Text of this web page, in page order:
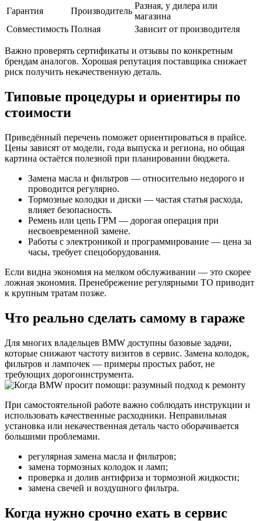
Гарантия
Производитель
Разная, у дилера или
магазина
Совместимость Полная Зависит от производителя
Важно проверять сертификаты и отзывы по конкретным
брендам аналогов. Хорошая репутация поставщика снижает
риск получить некачественную деталь.
Типовые процедуры и ориентиры по
стоимости
Приведённый перечень поможет ориентироваться в прайсе.
Цены зависят от модели, года выпуска и региона, но общая
картина остаётся полезной при планировании бюджета.
Замена масла и фильтров — относительно недорого и
проводится регулярно.
Тормозные колодки и диски — частая статья расхода,
влияет безопасность.
Ремень или цепь ГРМ — дорогая операция при
несвоевременной замене.
Работы с электроникой и программирование — цена за
часы, требует спецоборудования.
Если видна экономия на мелком обслуживании — это скорее
ложная экономия. Пренебрежение регулярными ТО приводит
к крупным тратам позже.
Что реально сделать самому в гараже
Для многих владельцев BMW доступны базовые задачи,
которые снижают частоту визитов в сервис. Замена колодок,
фильтров и лампочек — примеры простых работ, не
требующих дорогоинструмента.
При самостоятельной работе важно соблюдать инструкции и
использовать качественные расходники. Неправильная
установка или некачественная деталь часто оборачивается
большими проблемами.
регулярная замена масла и фильтров;
замена тормозных колодок и ламп;
проверка и долив антифриза и тормозной жидкости;
замена свечей и воздушного фильтра.
Когда нужно срочно ехать в сервис